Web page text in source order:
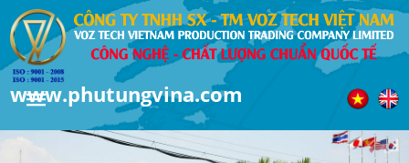
www.phutungvina.com